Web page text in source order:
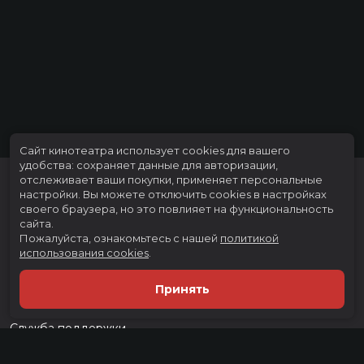
Расписание
Скоро в кино
Новости и акции
Служба поддержки
Сайт кинотеатра использует cookies для вашего
удобства: сохраняет данные для авторизации,
отслеживает ваши покупки, применяет персональные
настройки. Вы можете отключить cookies в настройках
своего браузера, но это повлияет на функциональность
сайта.
Пожалуйста, ознакомьтесь с нашей политикой
использования cookies
Принять